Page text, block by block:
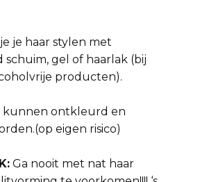
je haar stylen met
schuim, gel of haarlak (bij
producten).
kunnen ontkleurd en
eigen risico)
Ga nooit met nat haar